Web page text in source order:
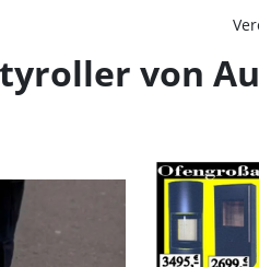
von